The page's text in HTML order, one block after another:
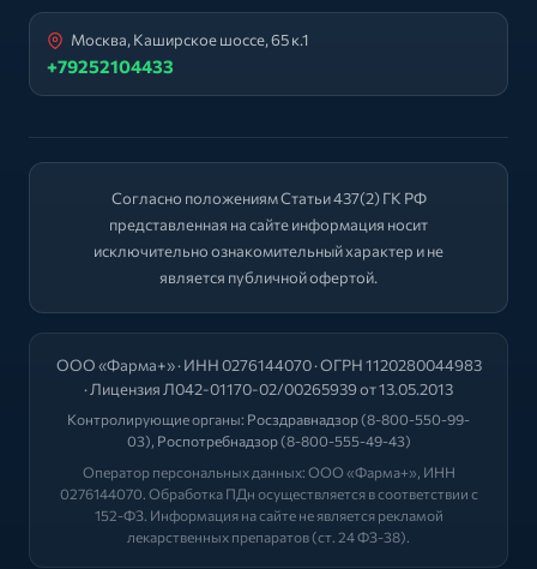
Москва, Каширское шоссе, 65 к.1
+79252104433
Согласно положениям Статьи 437(2) ГК РФ
представленная на сайте информация носит
исключительно ознакомительный характер и не
является публичной офертой.
ООО «Фарма+» · ИНН 0276144070 · ОГРН 1120280044983
· Лицензия Л042-01170-02/00265939 от 13.05.2013
Контролирующие органы: Росздравнадзор(8-800-550-99-
03), Роспотребнадзор(8-800-555-49-43)
Оператор персональных данных: ООО «Фарма+», ИНН
0276144070. Обработка ПДн осуществляется в соответствии с
152-ФЗ. Информация на сайте не является рекламой
лекарственных препаратов (ст. 24 ФЗ-38).